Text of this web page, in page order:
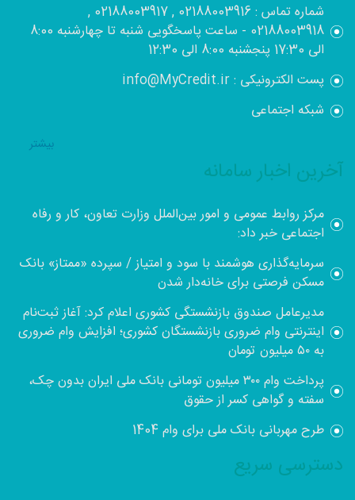
شماره تماس : 02188003916 , 02188003917 ,
02188003918 - ساعت پاسخگویی شنبه تا چهارشنبه 8:00
الی 17:30 پنجشنبه 8:00 الی 12:30
پست الکترونیکی : info@MyCredit.ir
شبکه اجتماعی
بيشتر
آخرین اخبار سامانه
مرکز روابط عمومی و امور بین‌الملل وزارت تعاون، کار و رفاه
اجتماعی خبر داد:
سرمایه‌گذاری هوشمند با سود و امتیاز / سپرده «ممتاز» بانک
مسکن فرصتی برای خانه‌دار شدن
مدیرعامل صندوق بازنشستگی کشوری اعلام کرد: آغاز ثبت‌نام
اینترنتی وام ضروری بازنشستگان کشوری؛ افزایش وام ضروری
به ۵۰ میلیون تومان
پرداخت وام ۳۰۰ میلیون تومانی بانک ملی ایران بدون چک،
سفته و گواهی کسر از حقوق
طرح مهربانی بانک ملی برای وام 1404
دسترسی سریع